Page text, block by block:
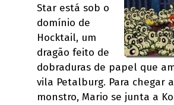
Star está sob o
domínio de
Hocktail, um
dragão feito de
dobraduras de papel que
vila Petalburg. Para chegar
monstro, Mario se junta a